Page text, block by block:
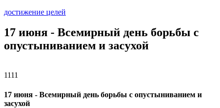
достижение целей
17 июня - Всемирный день борьбы с
опустыниванием и засухой
1111
17 июня - Всемирный день борьбы с опустыниванием и
засухой